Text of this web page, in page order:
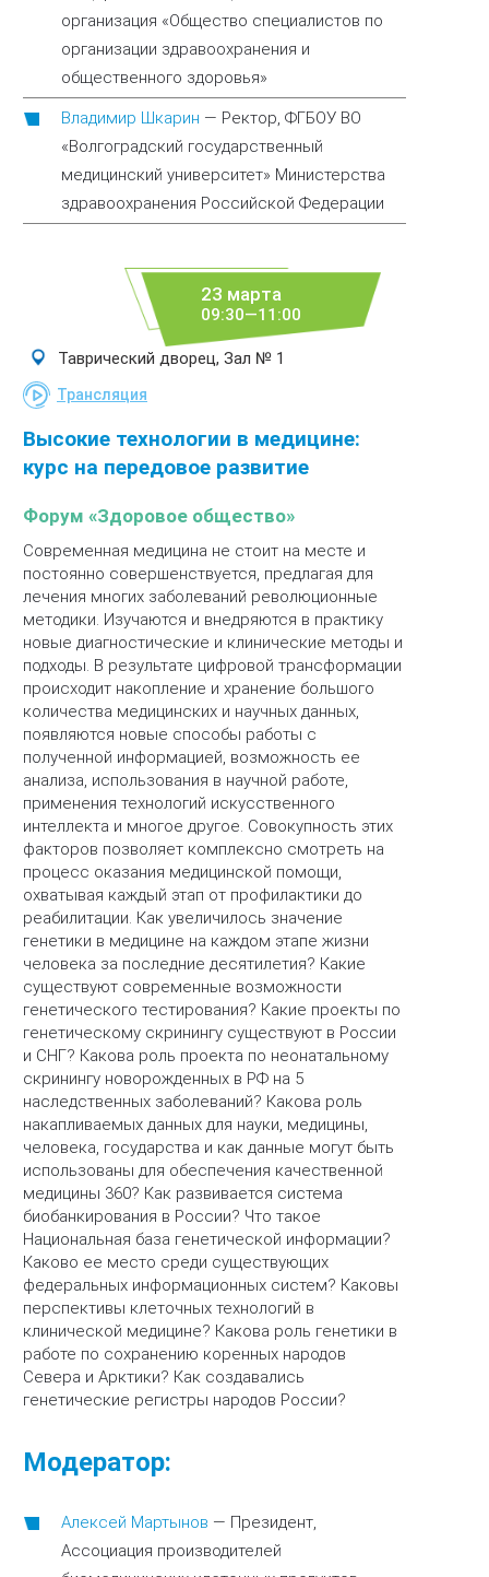
организация «Общество специалистов по
организации здравоохранения и
общественного здоровья»
Владимир Шкарин — Ректор, ФГБОУ ВО
«Волгоградский государственный
медицинский университет» Министерства
здравоохранения Российской Федерации
23 марта
09:30—11:00
Таврический дворец, Зал № 1
Трансляция
Высокие технологии в медицине:
курс на передовое развитие
Форум «Здоровое общество»
Современная медицина не стоит на месте и
постоянно совершенствуется, предлагая для
лечения многих заболеваний революционные
методики. Изучаются и внедряются в практику
новые диагностические и клинические методы и
подходы. В результате цифровой трансформации
происходит накопление и хранение большого
количества медицинских и научных данных,
появляются новые способы работы с
полученной информацией, возможность ее
анализа, использования в научной работе,
применения технологий искусственного
интеллекта и многое другое. Совокупность этих
факторов позволяет комплексно смотреть на
процесс оказания медицинской помощи,
охватывая каждый этап от профилактики до
реабилитации. Как увеличилось значение
генетики в медицине на каждом этапе жизни
человека за последние десятилетия? Какие
существуют современные возможности
генетического тестирования? Какие проекты по
генетическому скринингу существуют в России
и СНГ? Какова роль проекта по неонатальному
скринингу новорожденных в РФ на 5
наследственных заболеваний? Какова роль
накапливаемых данных для науки, медицины,
человека, государства и как данные могут быть
использованы для обеспечения качественной
медицины 360? Как развивается система
биобанкирования в России? Что такое
Национальная база генетической информации?
Каково ее место среди существующих
федеральных информационных систем? Каковы
перспективы клеточных технологий в
клинической медицине? Какова роль генетики в
работе по сохранению коренных народов
Севера и Арктики? Как создавались
генетические регистры народов России?
Модератор:
Алексей Мартынов — Президент,
Ассоциация производителей